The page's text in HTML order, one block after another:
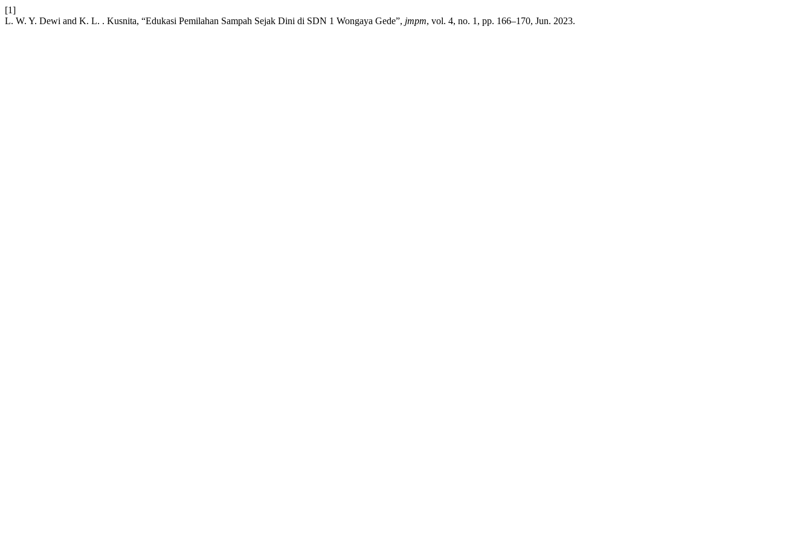
[1]
L. W. Y. Dewi and K. L. . Kusnita, “Edukasi Pemilahan Sampah Sejak Dini di SDN 1 Wongaya Gede”, jmpm, vol. 4, no. 1, pp. 166–170, Jun. 2023.